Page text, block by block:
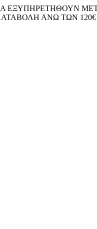
ΕΞΥΠΗΡΕΤΗΘΟΥΝ
ΑΝΩ ΤΩΝ